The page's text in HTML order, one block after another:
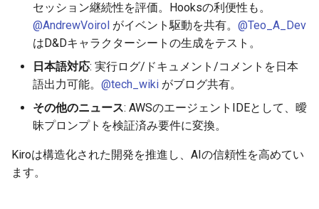
2026-05-16
2026-05-14
2026-05-13
2026-05-12
2025-10-31
2025-10-29
2025-10-28
2025-10-27
2026-05-16
2026-05-14
2026-05-13
2026-05-12
2025-10-31
2025-10-29
2025-10-28
2025-10-27
2026-05-13
2026-05-11
2026-05-10
2026-05-09
2025-10-31
2025-10-29
2025-10-28
2025-10-27
2026-05-12
2026-05-10
2026-05-09
2026-05-08
2025-10-31
2025-10-29
2025-10-28
2025-10-27
セッション継続性を評価。Hooksの利便性も。
@AndrewVoirol がイベント駆動を共有。 @Teo_A_Dev
はD&Dキャラクターシートの生成をテスト。
日本語対応: 実行ログ/ドキュメント/コメントを日本
語出力可能。 @tech_wiki がブログ共有。
その他のニュース: AWSのエージェントIDEとして、曖
昧プロンプトを検証済み要件に変換。
Kiroは構造化された開発を推進し、AIの信頼性を高めてい
ます。